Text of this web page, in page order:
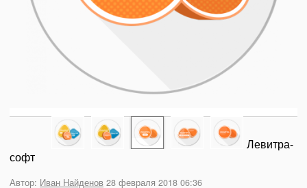
Левитра-
софт
Автор: Иван Найденов 28 февраля 2018 06:36